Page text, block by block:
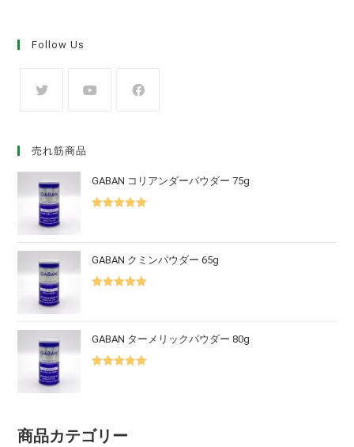
Follow Us
売れ筋商品
GABAN コリアンダーパウダー 75g
GABAN クミンパウダー 65g
GABAN ターメリックパウダー 80g
商品カテゴリー